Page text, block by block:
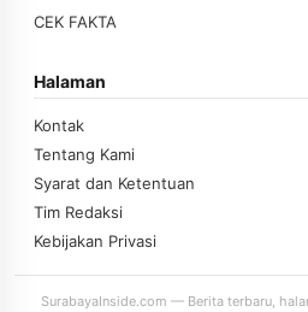
CEK FAKTA
Halaman
Kontak
Tentang Kami
Syarat dan Ketentuan
Tim Redaksi
Kebijakan Privasi
SurabayaInside.com — Berita terbaru,